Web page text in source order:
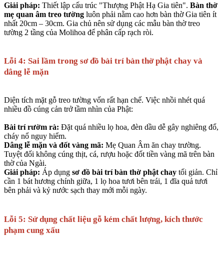
Giải pháp: Thiết lập cấu trúc "Thượng Phật Hạ Gia tiên". Bàn thờ
mẹ quan âm treo tường luôn phải nằm cao hơn bàn thờ Gia tiên ít
nhất 20cm – 30cm. Gia chủ nên sử dụng các mẫu bàn thờ treo
tường 2 tầng của Molihoa để phân cấp rạch ròi.
Lỗi 4: Sai lầm trong sơ đồ bài trí bàn thờ phật chay và
dâng lễ mặn
Diện tích mặt gỗ treo tường vốn rất hạn chế. Việc nhồi nhét quá
nhiều đồ cúng cản trở tầm nhìn của Phật:
Bài trí rườm rà: Đặt quá nhiều lọ hoa, đèn dầu dễ gây nghiêng đổ,
cháy nổ nguy hiểm.
Dâng lễ mặn và đốt vàng mã: Mẹ Quan Âm ăn chay trường.
Tuyệt đối không cúng thịt, cá, rượu hoặc đốt tiền vàng mã trên bàn
thờ của Ngài.
Giải pháp: Áp dụng sơ đồ bài trí bàn thờ phật chay tối giản. Chỉ
cần 1 bát hương chính giữa, 1 lọ hoa tươi bên trái, 1 đĩa quả tươi
bên phải và kỷ nước sạch thay mới mỗi ngày.
Lỗi 5: Sử dụng chất liệu gỗ kém chất lượng, kích thước
phạm cung xấu